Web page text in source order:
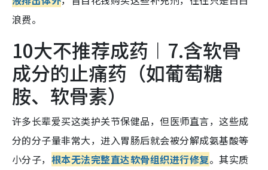
浪费。
10大不推荐成药︱7.含软骨
成分的止痛药（如葡萄糖
胺、软骨素）
许多长辈爱买这类护关节保健品，但医师直言，这些成
分的分子量非常大，进入胃肠后就会被分解成氨基酸等
小分子， 根本无法完整直达软骨组织进行修复。其实质